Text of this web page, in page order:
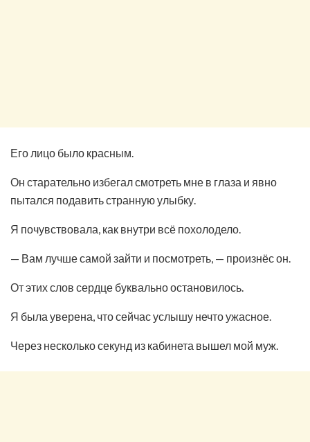
Его лицо было красным.
Он старательно избегал смотреть мне в глаза и явно
пытался подавить странную улыбку.
Я почувствовала, как внутри всё похолодело.
— Вам лучше самой зайти и посмотреть, — произнёс он.
От этих слов сердце буквально остановилось.
Я была уверена, что сейчас услышу нечто ужасное.
Через несколько секунд из кабинета вышел мой муж.